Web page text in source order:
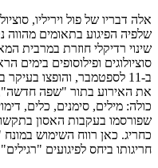
אלה דבריו של פול ויריליו,
שלפיה הפיגוע בתאומים
שינוי רדיקלי חוזרת במרבית
סוציולוגים ופילוסופים בימים
ב-11 לספטמבר, והופצו בעיקר ברשת.
את האירוע בתור "שפה
כולה: מילים, סימנים, כלים,
שפורסמו בעקבות האסון
כחריג. כאן רווח השימוש
חריגותו ביחס לפיגועים